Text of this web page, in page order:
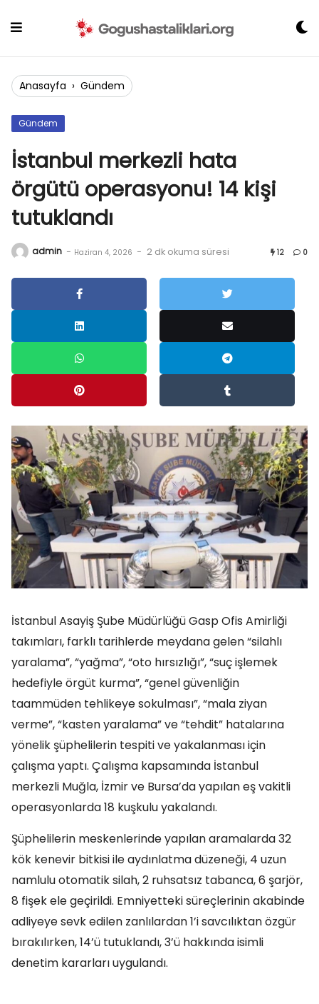
Anasayfa › Gündem
Gündem
İstanbul merkezli hata
örgütü operasyonu! 14 kişi
tutuklandı
admin - Haziran 4, 2026 - 2 dk okuma süresi 12 0
İstanbul Asayiş Şube Müdürlüğü Gasp Ofis Amirliği
takımları, farklı tarihlerde meydana gelen “silahlı
yaralama”, “yağma”, “oto hırsızlığı”, “suç işlemek
hedefiyle örgüt kurma”, “genel güvenliğin
taammüden tehlikeye sokulması”, “mala ziyan
verme”, “kasten yaralama” ve “tehdit” hatalarına
yönelik şüphelilerin tespiti ve yakalanması için
çalışma yaptı. Çalışma kapsamında İstanbul
merkezli Muğla, İzmir ve Bursa’da yapılan eş vakitli
operasyonlarda 18 kuşkulu yakalandı.
Şüphelilerin meskenlerinde yapılan aramalarda 32
kök kenevir bitkisi ile aydınlatma düzeneği, 4 uzun
namlulu otomatik silah, 2 ruhsatsız tabanca, 6 şarjör,
8 fişek ele geçirildi. Emniyetteki süreçlerinin akabinde
adliyeye sevk edilen zanlılardan 1’i savcılıktan özgür
bırakılırken, 14’ü tutuklandı, 3’ü hakkında isimli
denetim kararları uygulandı.